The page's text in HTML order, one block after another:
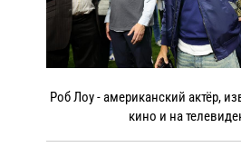
Роб Лоу - американский актёр,
кино и на